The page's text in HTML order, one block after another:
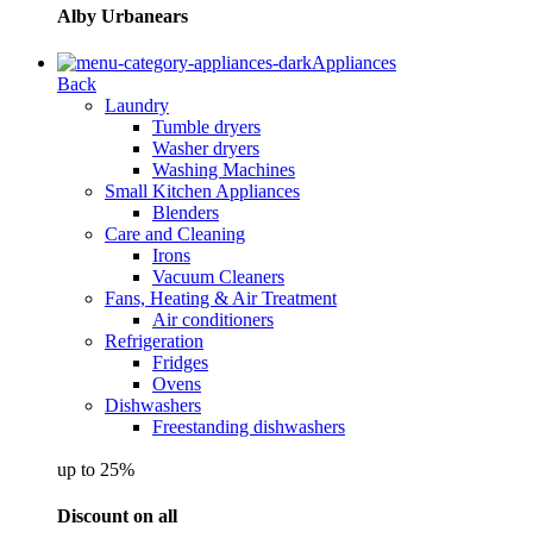
Alby Urbanears
Appliances
Back
Laundry
Tumble dryers
Washer dryers
Washing Machines
Small Kitchen Appliances
Blenders
Care and Cleaning
Irons
Vacuum Cleaners
Fans, Heating & Air Treatment
Air conditioners
Refrigeration
Fridges
Ovens
Dishwashers
Freestanding dishwashers
up to 25%
Discount on all